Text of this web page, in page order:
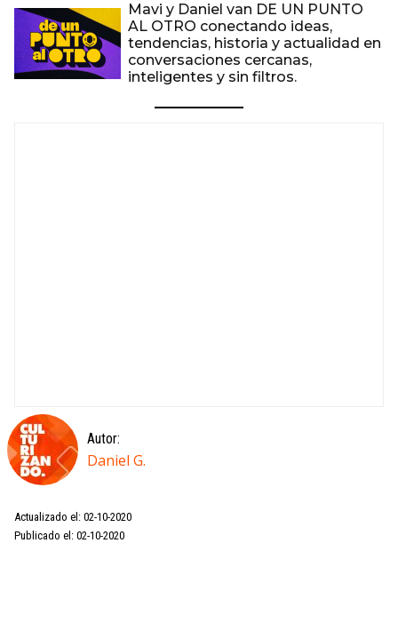
Mavi y Daniel van DE UN PUNTO
AL OTRO conectando ideas,
tendencias, historia y actualidad en
conversaciones cercanas,
inteligentes y sin filtros.
Autor:
Daniel G.
Actualizado el: 02-10-2020
Publicado el: 02-10-2020